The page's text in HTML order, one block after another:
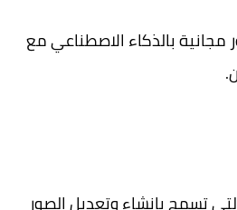
مجانية بالذكاء الاصطناعي مع
تسمح بإنشاء وتعديل الصور